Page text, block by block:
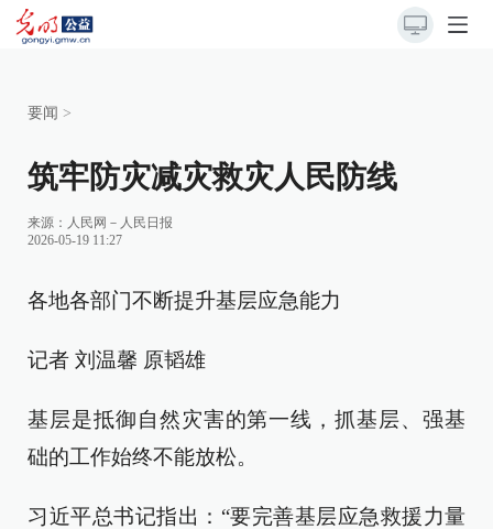
要闻 >
筑牢防灾减灾救灾人民防线
来源： 人民网－人民日报
2026-05-19 11:27
各地各部门不断提升基层应急能力
记者 刘温馨 原韬雄
基层是抵御自然灾害的第一线，抓基层、强基
础的工作始终不能放松。
习近平总书记指出：“要完善基层应急救援力量